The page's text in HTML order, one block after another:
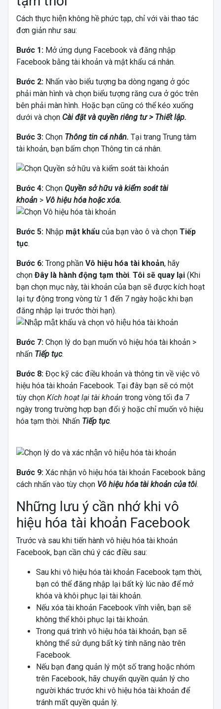
Cách thực hiện không hề phức tạp, chỉ với vài thao tác
đơn giản như sau:
Bước 1:Mở ứng dụng Facebook và đăng nhập
Facebook bằng tài khoản và mật khẩu cá nhân.
Bước 2:Nhấn vào biểu tượng ba dòng ngang ở góc
phải màn hình và chọn biểu tượng răng cưa ở góc trên
bên phải màn hình. Hoặc bạn cũng có thể kéo xuống
dưới và chọn Cài đặt và quyền riêng tư > Thiết lập.
Bước 3:Chọn Thông tin cá nhân. Tại trang Trung tâm
tài khoản, bạn bấm chọn Thông tin cá nhân.
Bước 4:Chọn Quyền sở hữu và kiểm soát tài
khoản> Vô hiệu hóa hoặc xóa.
Bước 5: Nhập mật khẩu của bạn vào ô và chọn Tiếp
tục.
Bước 6:Trong phần Vô hiệu hóa tài khoản, hãy
chọn Đây là hành động tạm thời. Tôi sẽ quay lại(Khi
bạn chọn mục này, tài khoản của bạn sẽ được kích hoạt
lại tự động trong vòng từ 1 đến 7 ngày hoặc khi bạn
đăng nhập lại trước thời hạn).
Bước 7:Chọn lý do bạn muốn vô hiệu hóa tài khoản >
nhấn Tiếp tục.
Bước 8:Đọc kỹ các điều khoản và thông tin về việc vô
hiệu hóa tài khoản Facebook. Tại đây bạn sẽ có một
tùy chọn Kích hoạt lại tài khoản trong vòng tối đa 7
ngày trong trường hợp bạn đổi ý hoặc chỉ muốn vô hiệu
hóa tạm thời. Nhấn Tiếp tục.
Bước 9:Xác nhận vô hiệu hóa tài khoản Facebook bằng
cách nhấn vào tùy chọn Vô hiệu hóa tài khoản của tôi.
Những lưu ý cần nhớ khi vô
hiệu hóa tài khoản Facebook
Trước và sau khi tiến hành vô hiệu hóa tài khoản
Facebook, bạn cần chú ý các điều sau:
Sau khi vô hiệu hóa tài khoản Facebook tạm thời,
bạn có thể đăng nhập lại bất kỳ lúc nào để mở
khóa và khôi phục lại tài khoản.
Nếu xóa tài khoản Facebook vĩnh viễn, bạn sẽ
không thể khôi phục lại tài khoản.
Trong quá trình vô hiệu hóa tài khoản, bạn sẽ
không thể sử dụng bất kỳ tính năng nào trên
Facebook.
Nếu bạn đang quản lý một số trang hoặc nhóm
trên Facebook, hãy chuyển quyền quản lý cho
người khác trước khi vô hiệu hóa tài khoản để
tránh mất quyền quản lý.